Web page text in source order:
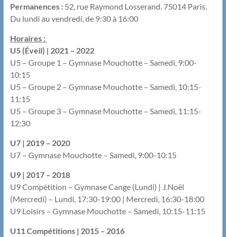
Permanences :52, rue Raymond Losserand. 75014 Paris.
Du lundi au vendredi, de 9:30 à 16:00
Horaires :
U5 (Éveil) | 2021 – 2022
U5 – Groupe 1 – Gymnase Mouchotte – Samedi, 9:00-
10:15
U5 – Groupe 2 – Gymnase Mouchotte – Samedi, 10:15-
11:15
U5 – Groupe 3 – Gymnase Mouchotte – Samedi, 11:15-
12:30
U7 | 2019 – 2020
U7 – Gymnase Mouchotte – Samedi, 9:00-10:15
U9 | 2017 – 2018
U9 Compétition – Gymnase Cange (Lundi) | J.Noël
(Mercredi) – Lundi, 17:30-19:00 | Mercredi, 16:30-18:00
U9 Loisirs – Gymnase Mouchotte – Samedi, 10:15-11:15
U11 Compétitions | 2015 – 2016